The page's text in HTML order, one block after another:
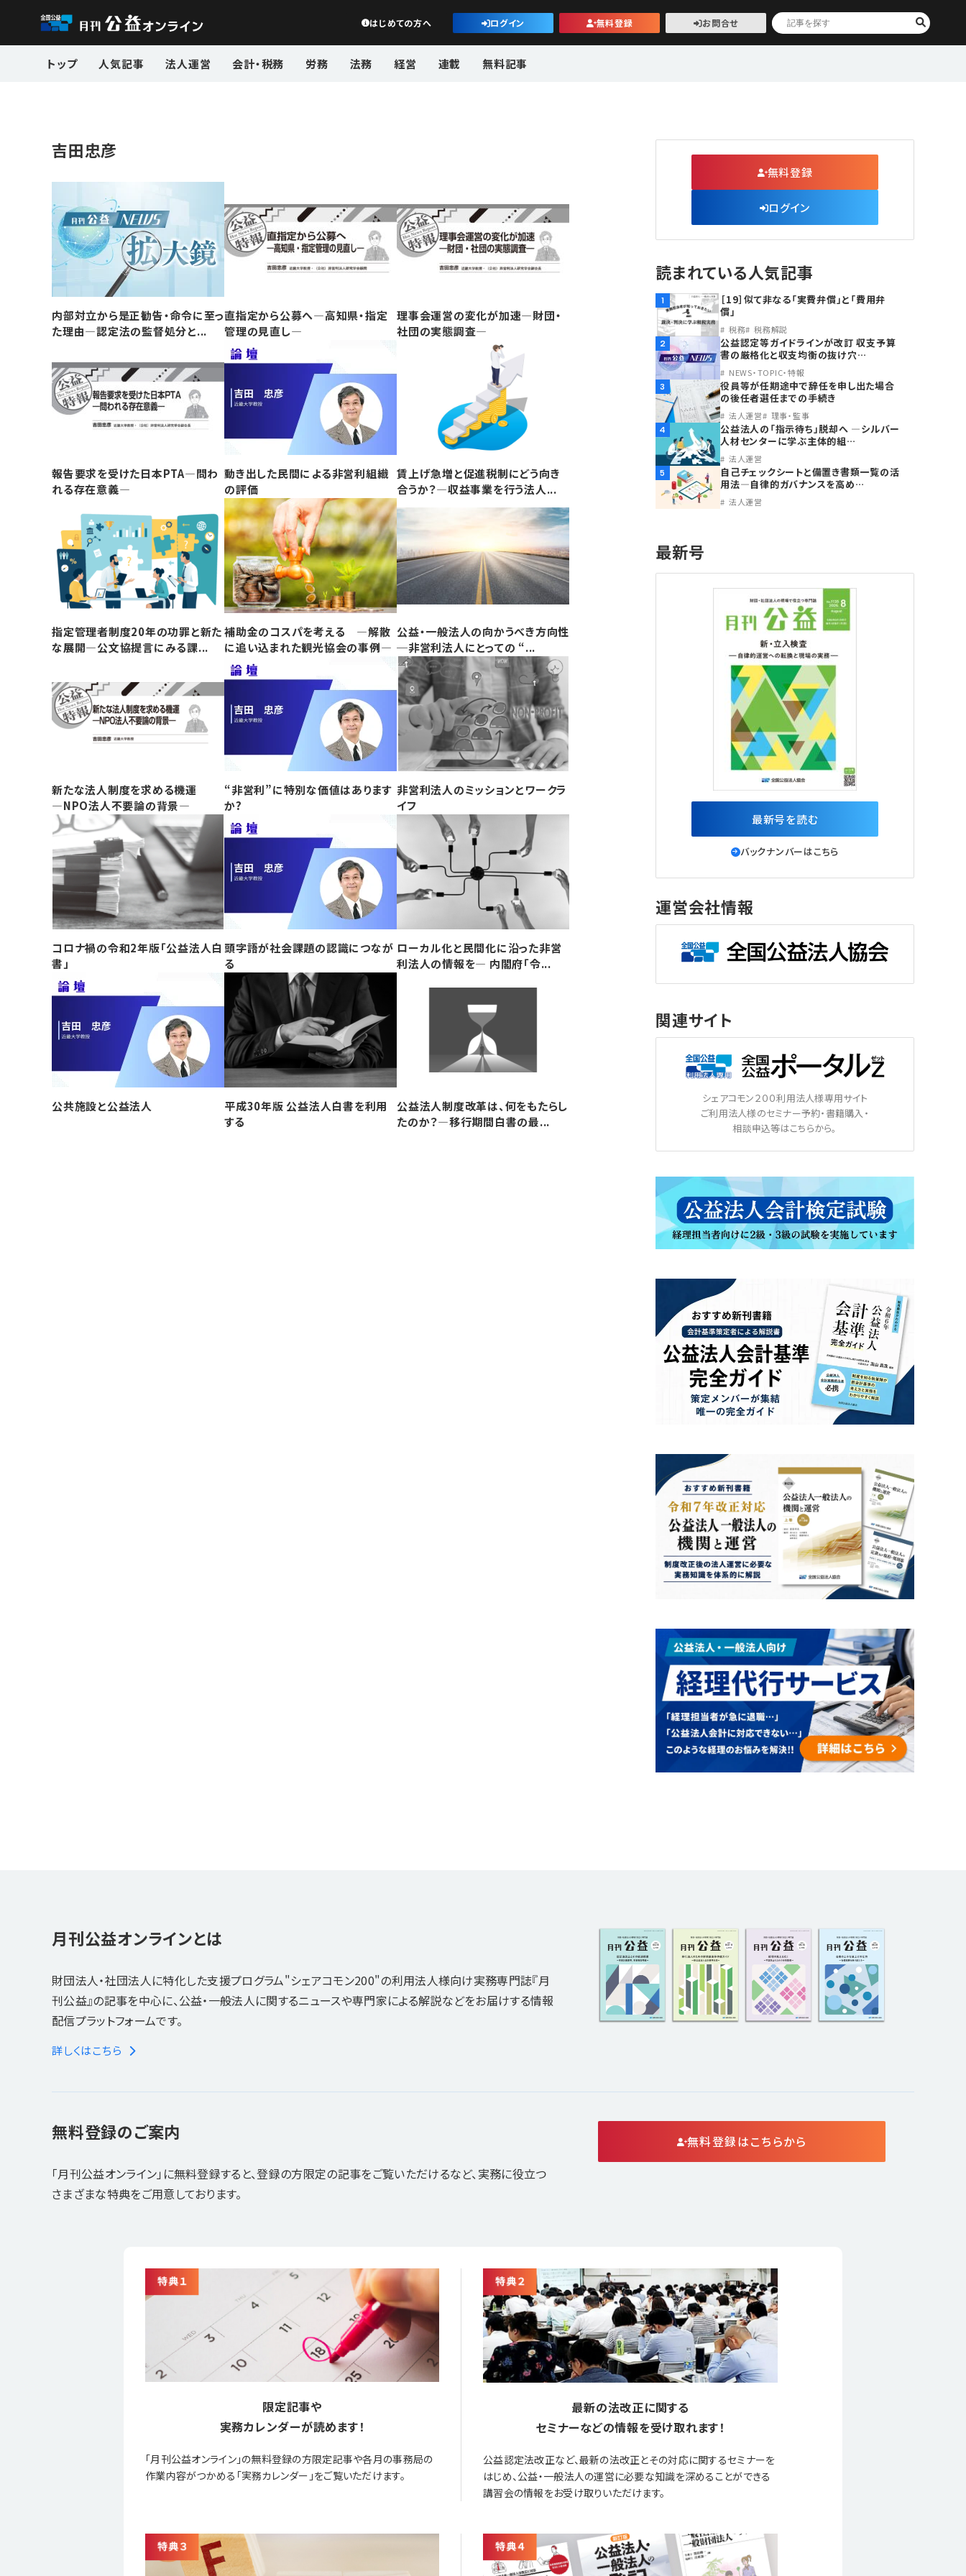
公益・一般法人オンライン
はじめての方へ ログイン 無料登録 お問合せ
トップ 人気記事 法人運営 会計・税務 労務 法務 経営 連載 無料記事
吉田忠彦
内部対立から是正勧告・命令に至っ
た理由―認定法の監督処分と...
直指定から公募へ―高知県・指定
管理の見直し―
理事会運営の変化が加速―財団・
社団の実態調査―
報告要求を受けた日本PTA―問わ
れる存在意義―
動き出した民間による非営利組織
の評価
賃上げ急増と促進税制にどう向き
合うか？―収益事業を行う法人...
指定管理者制度20年の功罪と新た
な展開―公文協提言にみる課...
補助金のコスパを考える ―解散
に追い込まれた観光協会の事例―
公益・一般法人の向かうべき方向性
─非営利法人にとっての “...
新たな法人制度を求める機運
―NPO法人不要論の背景―
“非営利”に特別な価値はあります
か?
非営利法人のミッションとワークラ
イフ
コロナ禍の令和2年版「公益法人白
書」
頭字語が社会課題の認識につなが
る
ローカル化と民間化に沿った非営
利法人の情報を― 内閣府「令...
公共施設と公益法人
平成30年版 公益法人白書を利用
する
公益法人制度改革は、何をもたらし
たのか？―移行期間白書の最...
無料登録
ログイン
読まれている人気記事
1
［19］似て非なる「実費弁償」と「費用弁
償」
税務 税務解説
2
公益認定等ガイドラインが改訂 収支予算
書の厳格化と収支均衡の抜け穴…
NEWS・TOPIC・特報
3
役員等が任期途中で辞任を申し出た場合
の後任者選任までの手続き
法人運営 理事・監事
4
公益法人の「指示待ち」脱却へ ―シルバー
人材センターに学ぶ主体的組…
法人運営
5
自己チェックシートと備置き書類一覧の活
用法―自律的ガバナンスを高め…
法人運営
最新号
最新号を読む
バックナンバーはこちら
運営会社情報
関連サイト
シェアコモン２００利用法人様専用サイト
ご利用法人様のセミナー予約・書籍購入・
相談申込等はこちらから。
月刊公益オンラインとは
財団法人・社団法人に特化した支援プログラム"シェアコモン200"の利用法人様向け実務専門誌『月
刊公益』の記事を中心に、公益・一般法人に関するニュースや専門家による解説などをお届けする情報
配信プラットフォームです。
詳しくはこちら
無料登録のご案内
「月刊公益オンライン」に無料登録すると、登録の方限定の記事をご覧いただけるなど、実務に役立つ
さまざまな特典をご用意しております。
無料登録はこちらから
限定記事や
実務カレンダーが読めます！
「月刊公益オンライン」の無料登録の方限定記事や各月の事務局の
作業内容がつかめる「実務カレンダー」をご覧いただけます。
最新の法改正に関する
セミナーなどの情報を受け取れます！
公益認定法改正など、最新の法改正とその対応に関するセミナーを
はじめ、公益・一般法人の運営に必要な知識を深めることができる
講習会の情報をお受け取りいただけます。